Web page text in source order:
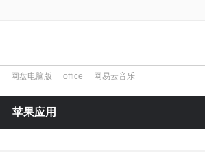
网盘电脑版 office 网易云音乐
苹果应用